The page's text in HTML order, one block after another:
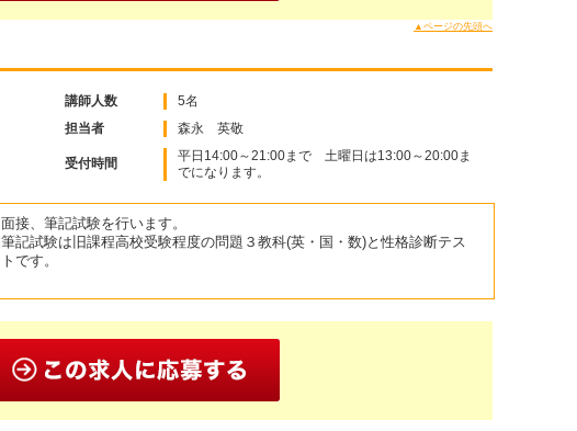
▲ページの先頭へ
講師人数 5名
担当者 森永 英敬
受付時間
平日14:00～21:00まで 土曜日は13:00～20:00ま
でになります。
面接、筆記試験を行います。
筆記試験は旧課程高校受験程度の問題３教科(英・国・数)と性格診断テス
トです。